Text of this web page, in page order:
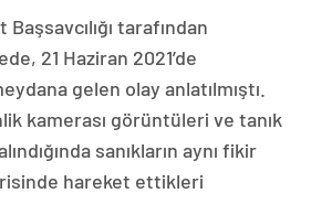
tarafından
21 Haziran 2021’de
gelen olay anlatılmıştı.
kamerası görüntüleri ve tanık
sanıkların aynı fikir
hareket ettikleri